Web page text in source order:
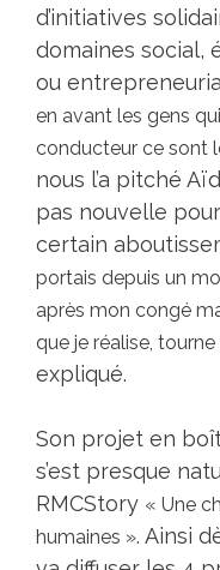
d’initiatives
domaines social,
ou
en avant les gens
conducteur ce sont
nous l’a pitché
pas nouvelle pour
certain
portais depuis un
après mon congé
que je réalise,
expliqué.
Son projet en
s’est presque
RMCStory « Une
humaines ». Ainsi